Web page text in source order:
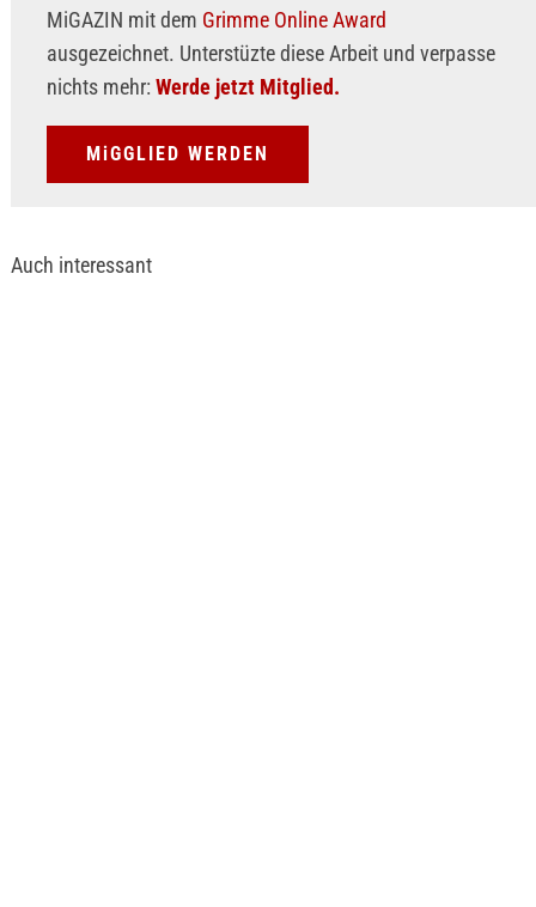
MiGAZIN mit dem Grimme Online Award
ausgezeichnet. Unterstüzte diese Arbeit und verpasse
nichts mehr: Werde jetzt Mitglied.
MiGGLIED WERDEN
Auch interessant